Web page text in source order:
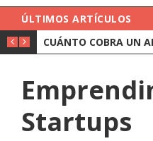
ÚLTIMOS ARTÍCULOS
Startups